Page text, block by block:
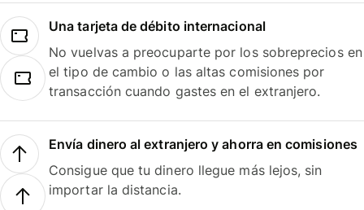
Una tarjeta de débito internacional
No vuelvas a preocuparte por los sobreprecios en
el tipo de cambio o las altas comisiones por
transacción cuando gastes en el extranjero.
Envía dinero al extranjero y ahorra en comisiones
Consigue que tu dinero llegue más lejos, sin
importar la distancia.